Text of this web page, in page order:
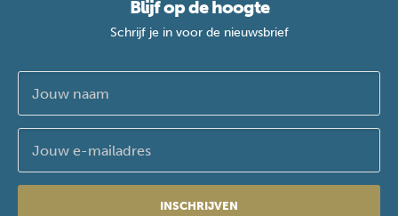
Blijf op de hoogte
Schrijf je in voor de nieuwsbrief
INSCHRIJVEN